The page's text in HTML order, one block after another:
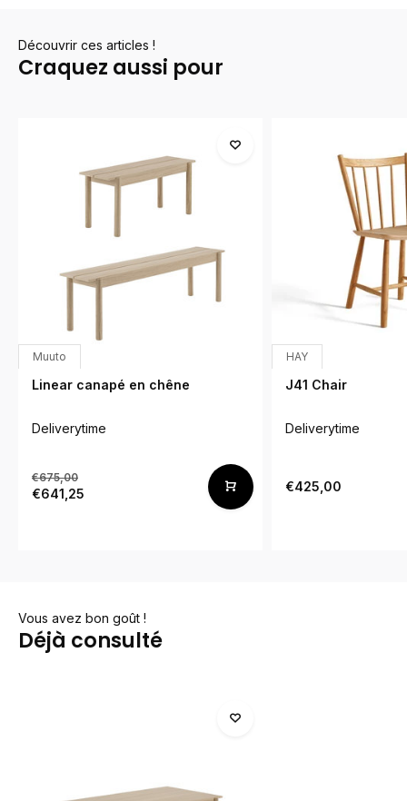
Découvrir ces articles !
Craquez aussi pour
Muuto
Linear canapé en chêne
Deliverytime
€675,00
€641,25
HAY
J41 Chair
Deliverytime
€425,00
Vous avez bon goût !
Déjà consulté